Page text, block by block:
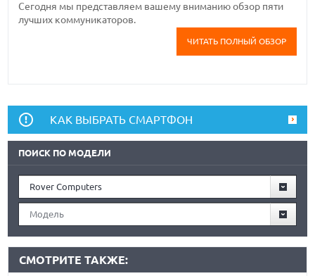
Сегодня мы представляем вашему вниманию обзор пяти
лучших коммуникаторов.
ЧИТАТЬ ПОЛНЫЙ ОБЗОР
КАК ВЫБРАТЬ СМАРТФОН
ПОИСК ПО МОДЕЛИ
Rover Computers
Модель
СМОТРИТЕ ТАКЖЕ: